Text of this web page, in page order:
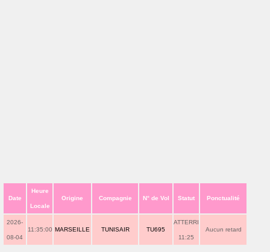
Date
Heure
Locale
Origine Compagnie N° de Vol Statut Ponctualité
2026-
08-04
11:35:00 MARSEILLE TUNISAIR TU695
ATTERRI
11:25
Aucun retard